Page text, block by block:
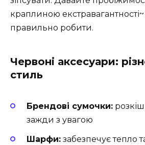
краплиною
правильно робити.
Червоні аксесуари:
стиль
Брендові сумочки:
зажди з увагою
Шарфи: забезпечує тепло